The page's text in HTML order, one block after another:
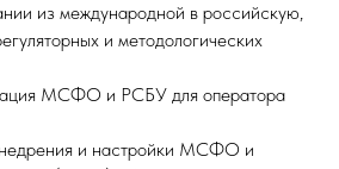
из международной в российскую,
и методологических
МСФО и РСБУ для оператора
и настройки МСФО и